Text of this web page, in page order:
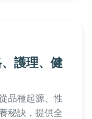
護理、健
品種起源、性
秘訣，提供全